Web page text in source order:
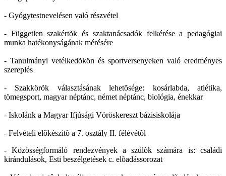
- Gyógytestnevelésen való részvétel
- Független szakértõk és szaktanácsadók felkérése a pedagógiai
munka hatékonyságának mérésére
- Tanulmányi vetélkedõkön és sportversenyeken való eredményes
szereplés
- Szakkörök választásának lehetõsége: kosárlabda, atlétika,
tömegsport, magyar néptánc, német néptánc, biológia, énekkar
- Iskolánk a Magyar Ifjúsági Vöröskereszt bázisiskolája
- Felvételi elõkészítõ a 7. osztály II. félévétõl
- Közösségformáló rendezvények a szülõk számára is: családi
kirándulások, Esti beszélgetések c. elõadássorozat